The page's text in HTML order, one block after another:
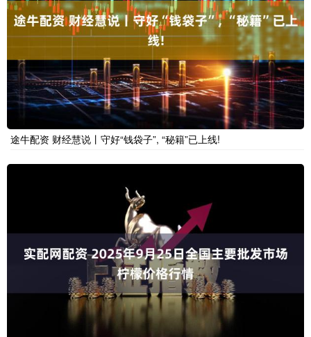
途牛配资 财经慧说丨守好“钱袋子”, “秘籍”已上线!